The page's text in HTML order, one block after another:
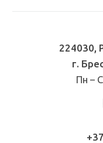
224030,
г.
Пн –